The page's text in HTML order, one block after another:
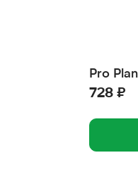
Pro
728 ₽